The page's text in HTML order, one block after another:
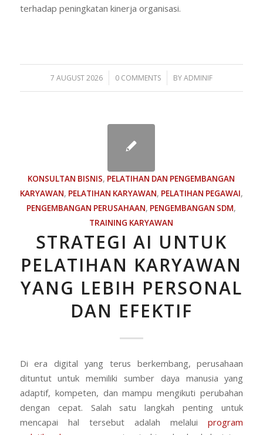
terhadap peningkatan kinerja organisasi.
7 AUGUST 2026
/ 0 COMMENTS
/ BYADMINIF
KONSULTAN BISNIS, PELATIHAN DAN PENGEMBANGAN
KARYAWAN, PELATIHAN KARYAWAN, PELATIHAN PEGAWAI,
PENGEMBANGAN PERUSAHAAN, PENGEMBANGAN SDM,
TRAINING KARYAWAN
STRATEGI AI UNTUK
PELATIHAN KARYAWAN
YANG LEBIH PERSONAL
DAN EFEKTIF
Di era digital yang terus berkembang, perusahaan
dituntut untuk memiliki sumber daya manusia yang
adaptif, kompeten, dan mampu mengikuti perubahan
dengan cepat. Salah satu langkah penting untuk
mencapai hal tersebut adalah melaluiprogram